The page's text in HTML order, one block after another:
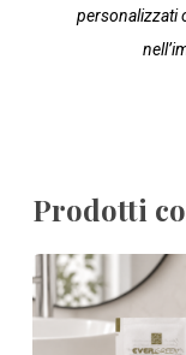
personalizzati
Prodotti